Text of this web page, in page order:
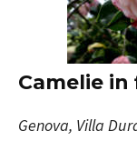
Camelie in
Genova, Villa